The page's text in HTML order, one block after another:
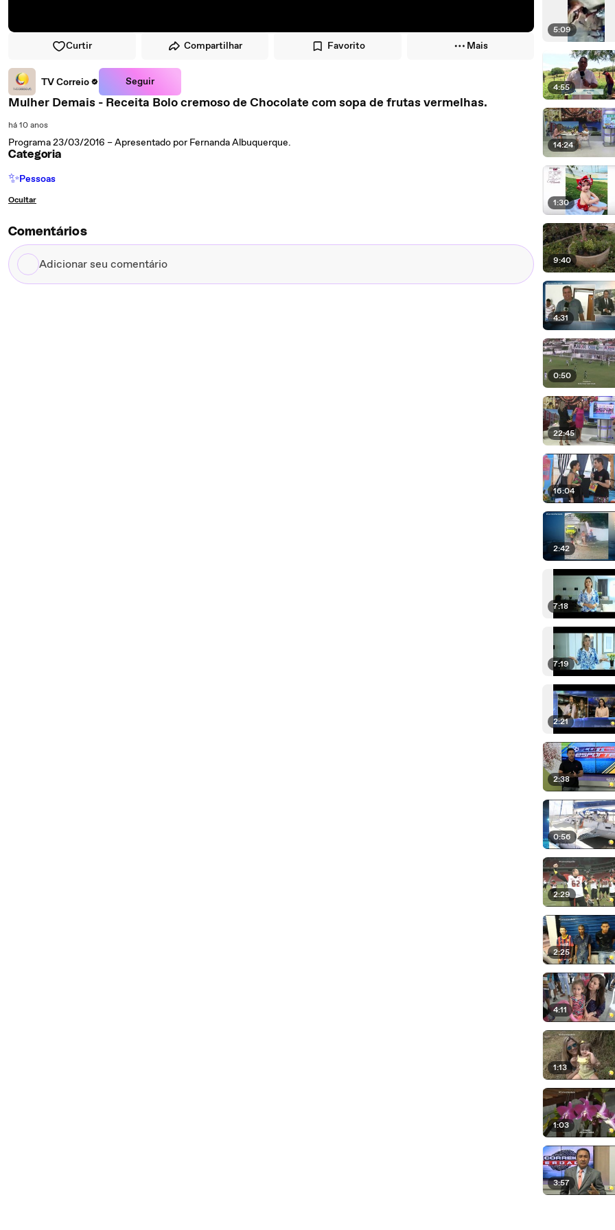
Curtir Compartilhar Favorito Mais
TV Correio Seguir
Mulher Demais - Receita Bolo cremoso de Chocolate com sopa de frutas vermelhas.
há 10 anos
Programa 23/03/2016 – Apresentado por Fernanda Albuquerque.
Categoria
✨Pessoas
Ocultar
Comentários
Adicionar
seu
5:09
4:55
14:24
1:30
9:40
4:31
0:50
22:45
16:04
2:42
7:18
7:19
2:21
2:38
0:56
2:29
2:25
4:11
1:13
1:03
3:57